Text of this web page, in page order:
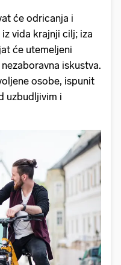
će odricanja i
vida krajnji cilj; iza
će utemeljeni
iskustva.
osobe, ispunit
uzbudljivim i